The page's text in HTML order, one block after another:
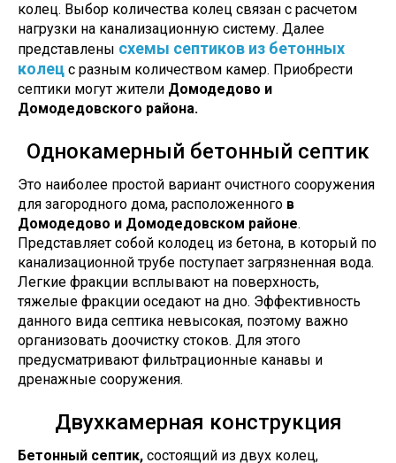
колец. Выбор количества колец связан с расчетом
нагрузки на канализационную систему. Далее
представлены схемы септиков из бетонных
колец с разным количеством камер. Приобрести
септики могут жители Домодедово и
Домодедовского района.
Однокамерный бетонный септик
Это наиболее простой вариант очистного сооружения
для загородного дома, расположенного в
Домодедово и Домодедовском районе.
Представляет собой колодец из бетона, в который по
канализационной трубе поступает загрязненная вода.
Легкие фракции всплывают на поверхность,
тяжелые фракции оседают на дно. Эффективность
данного вида септика невысокая, поэтому важно
организовать доочистку стоков. Для этого
предусматривают фильтрационные канавы и
дренажные сооружения.
Двухкамерная конструкция
Бетонный септик, состоящий из двух колец,